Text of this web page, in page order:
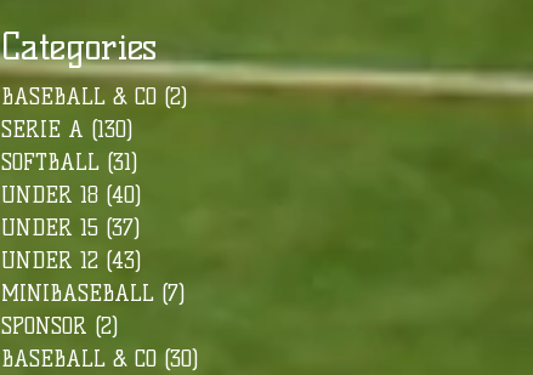
Categories
BASEBALL & CO (2)
SERIE A (130)
SOFTBALL (31)
UNDER 18 (40)
UNDER 15 (37)
UNDER 12 (43)
MINIBASEBALL (7)
SPONSOR (2)
BASEBALL & CO (30)